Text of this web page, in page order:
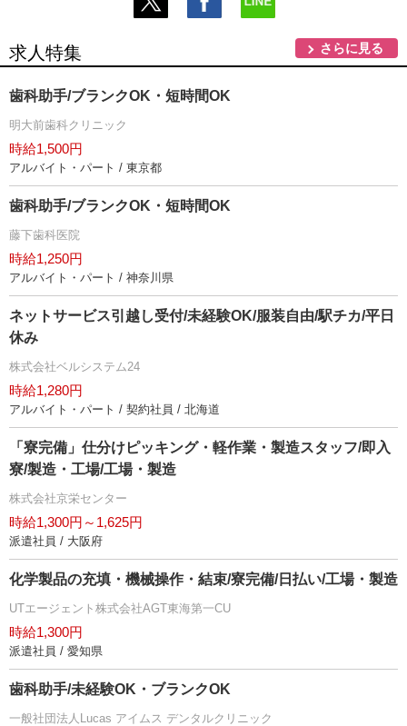
求人特集 さらに見る
歯科助手/ブランクOK・短時間OK
明大前歯科クリニック
時給1,500円
アルバイト・パート / 東京都
歯科助手/ブランクOK・短時間OK
藤下歯科医院
時給1,250円
アルバイト・パート / 神奈川県
ネットサービス引越し受付/未経験OK/服装自由/駅チカ/平日
休み
株式会社ベルシステム24
時給1,280円
アルバイト・パート / 契約社員 / 北海道
「寮完備」仕分けピッキング・軽作業・製造スタッフ/即入
寮/製造・工場/工場・製造
株式会社京栄センター
時給1,300円～1,625円
派遣社員 / 大阪府
化学製品の充填・機械操作・結束/寮完備/日払い/工場・製造
UTエージェント株式会社AGT東海第一CU
時給1,300円
派遣社員 / 愛知県
歯科助手/未経験OK・ブランクOK
一般社団法人Lucas アイムス デンタルクリニック